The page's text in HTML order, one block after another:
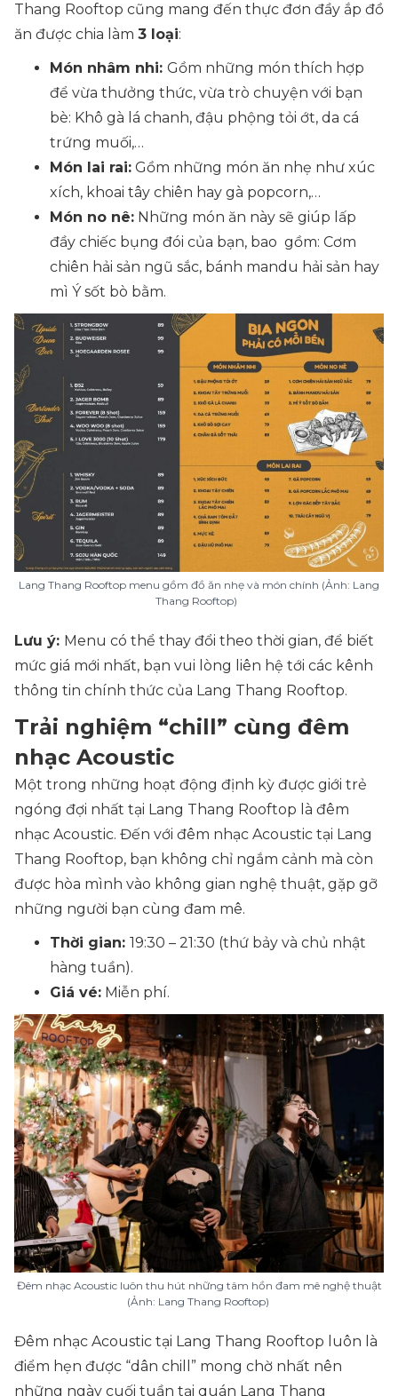
Thang Rooftop cũng mang đến thực đơn đầy ắp đồ
ăn được chia làm 3 loại:
Món nhâm nhi: Gồm những món thích hợp
để vừa thưởng thức, vừa trò chuyện với bạn
bè: Khô gà lá chanh, đậu phộng tỏi ớt, da cá
trứng muối,…
Món lai rai: Gồm những món ăn nhẹ như xúc
xích, khoai tây chiên hay gà popcorn,…
Món no nê: Những món ăn này sẽ giúp lấp
đầy chiếc bụng đói của bạn, bao gồm: Cơm
chiên hải sản ngũ sắc, bánh mandu hải sản hay
mì Ý sốt bò bằm.
Lang Thang Rooftop menu gồm đồ ăn nhẹ và món chính (Ảnh: Lang
Thang Rooftop)
Lưu ý: Menu có thể thay đổi theo thời gian, để biết
mức giá mới nhất, bạn vui lòng liên hệ tới các kênh
thông tin chính thức của Lang Thang Rooftop.
Trải nghiệm “chill” cùng đêm
nhạc Acoustic
Một trong những hoạt động định kỳ được giới trẻ
ngóng đợi nhất tại Lang Thang Rooftop là đêm
nhạc Acoustic. Đến với đêm nhạc Acoustic tại Lang
Thang Rooftop, bạn không chỉ ngắm cảnh mà còn
được hòa mình vào không gian nghệ thuật, gặp gỡ
những người bạn cùng đam mê.
Thời gian: 19:30 – 21:30 (thứ bảy và chủ nhật
hàng tuần).
Giá vé: Miễn phí.
Đêm nhạc Acoustic luôn thu hút những tâm hồn đam mê nghệ thuật
(Ảnh: Lang Thang Rooftop)
Đêm nhạc Acoustic tại Lang Thang Rooftop luôn là
điểm hẹn được “dân chill ” mong chờ nhất nên
những ngày cuối tuần tại quán Lang Thang